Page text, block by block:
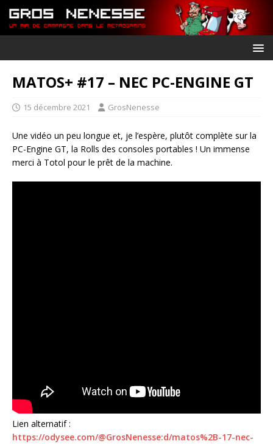
MATOS+ #17 – NEC PC-ENGINE GT
15 décembre 2021 GrosNenesse
Une vidéo un peu longue et, je l’espère, plutôt complète sur la
PC-Engine GT, la Rolls des consoles portables ! Un immense
merci à Totol pour le prêt de la machine.
Lien alternatif :
https://odysee.com/@GrosNenesse:d/matos%2B-17-nec-